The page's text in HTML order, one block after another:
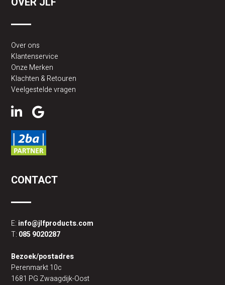
Over ons
Klantenservice
Onze Merken
Klachten & Retouren
Veelgestelde vragen
CONTACT
E: info@jlfproducts.com
T: 085 9020287
Bezoek/postadres
Perenmarkt 10c
1681 PG Zwaagdijk-Oost